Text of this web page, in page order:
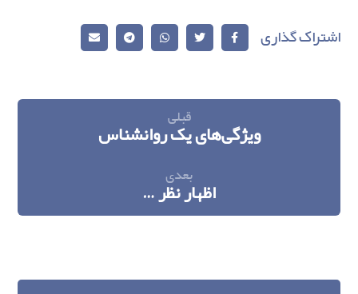
قبلی
ویژگی‌های یک روانشناس
بعدی
اظهار نظر …